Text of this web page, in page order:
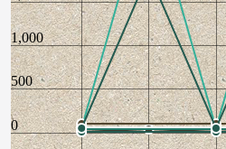
0
500
1,000